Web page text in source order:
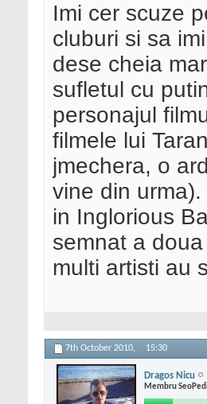
Imi cer scuze
cluburi si sa
dese cheia
sufletul cu
personajul
filmele lui
jmechera, o
vine din
in Inglorious
semnat a doua
multi artisti au
7th October 2010, 15:30
Dragos Nicu
Membru